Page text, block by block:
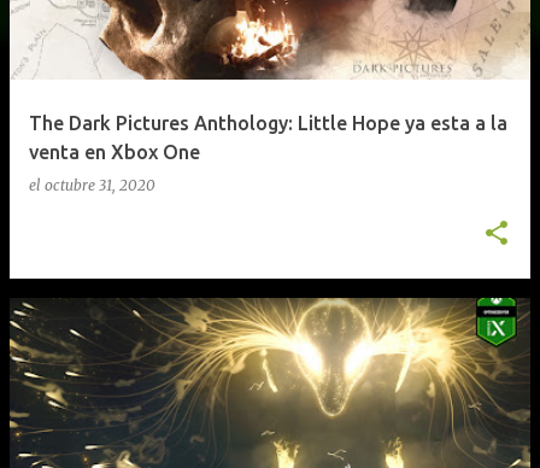
The Dark Pictures Anthology: Little Hope ya esta a la
venta en Xbox One
el octubre 31, 2020